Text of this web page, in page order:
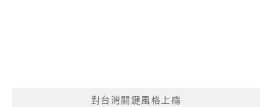
對台灣關鍵風格上癮